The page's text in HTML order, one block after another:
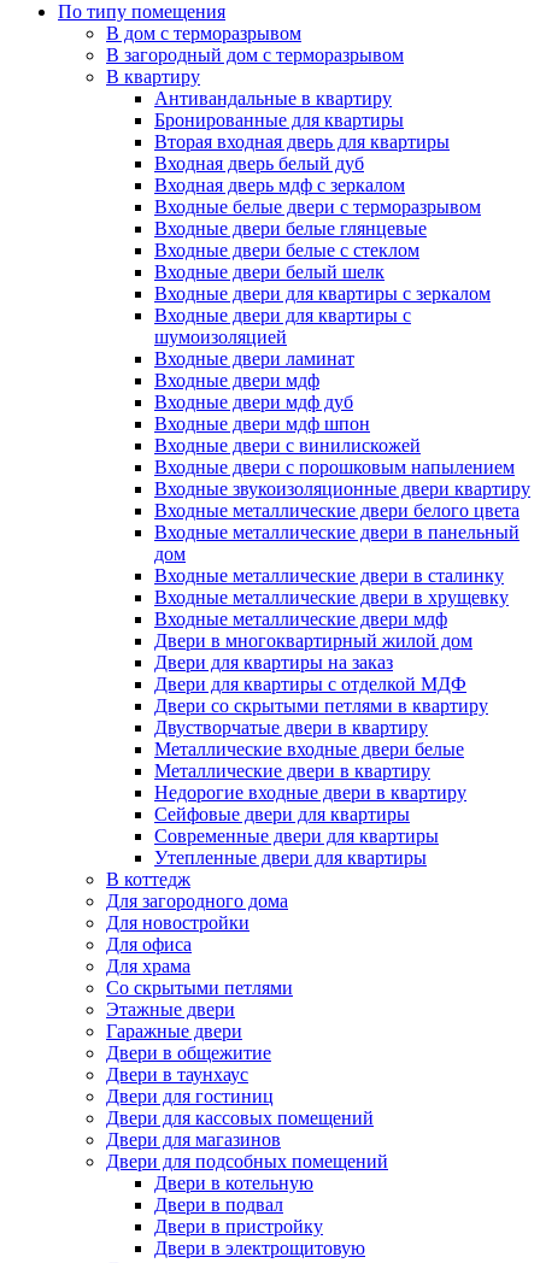
По типу помещения
В дом с терморазрывом
В загородный дом с терморазрывом
В квартиру
Антивандальные в квартиру
Бронированные для квартиры
Вторая входная дверь для квартиры
Входная дверь белый дуб
Входная дверь мдф с зеркалом
Входные белые двери с терморазрывом
Входные двери белые глянцевые
Входные двери белые с стеклом
Входные двери белый шелк
Входные двери для квартиры с зеркалом
Входные двери для квартиры с
шумоизоляцией
Входные двери ламинат
Входные двери мдф
Входные двери мдф дуб
Входные двери мдф шпон
Входные двери с винилискожей
Входные двери с порошковым напылением
Входные звукоизоляционные двери квартиру
Входные металлические двери белого цвета
Входные металлические двери в панельный
дом
Входные металлические двери в сталинку
Входные металлические двери в хрущевку
Входные металлические двери мдф
Двери в многоквартирный жилой дом
Двери для квартиры на заказ
Двери для квартиры с отделкой МДФ
Двери со скрытыми петлями в квартиру
Двустворчатые двери в квартиру
Металлические входные двери белые
Металлические двери в квартиру
Недорогие входные двери в квартиру
Сейфовые двери для квартиры
Современные двери для квартиры
Утепленные двери для квартиры
В коттедж
Для загородного дома
Для новостройки
Для офиса
Для храма
Со скрытыми петлями
Этажные двери
Гаражные двери
Двери в общежитие
Двери в таунхаус
Двери для гостиниц
Двери для кассовых помещений
Двери для магазинов
Двери для подсобных помещений
Двери в котельную
Двери в подвал
Двери в пристройку
Двери в электрощитовую